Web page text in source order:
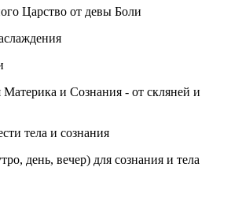
Царство от девы Боли
и Сознания - от скляней и
тела и сознания
день, вечер) для сознания и тела